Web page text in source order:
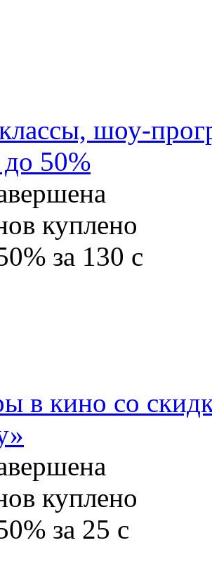
шоу-
50%
куплено
за 130 c
в кино со
куплено
за 25 c